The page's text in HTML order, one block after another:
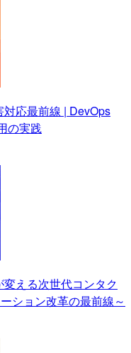
対応最前線 | DevOps
の実践
変える次世代コンタク
ション改革の最前線～